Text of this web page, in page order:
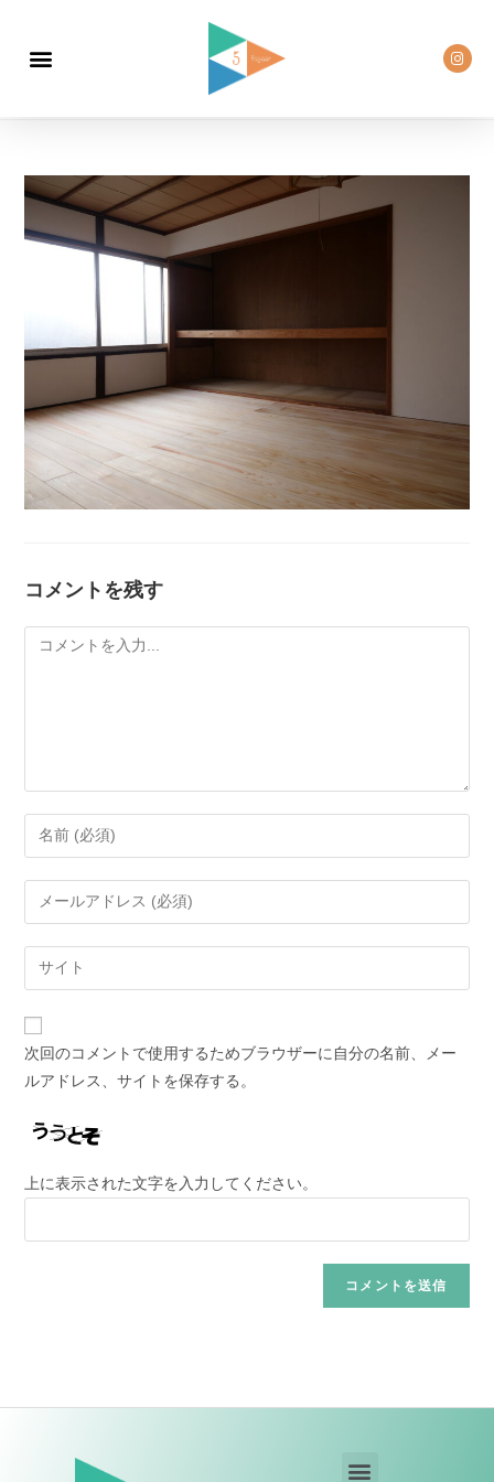
コメントを残す
次回のコメントで使用するためブラウザーに自分の名前、メー
ルアドレス、サイトを保存する。
上に表示された文字を入力してください。